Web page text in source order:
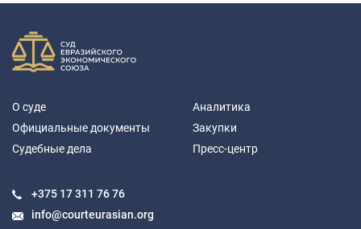
О суде
Официальные документы
Судебные дела
Аналитика
Закупки
Пресс-центр
+375 17311 76 76
info@courteurasian.org